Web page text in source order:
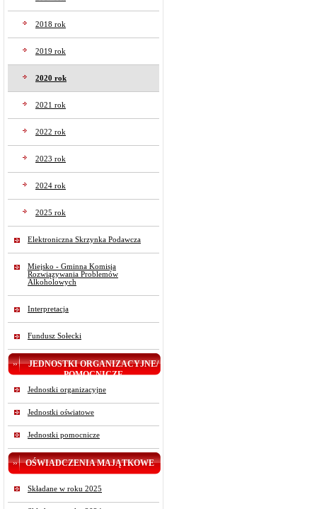
2018 rok
2019 rok
2020 rok
2021 rok
2022 rok
2023 rok
2024 rok
2025 rok
Elektroniczna Skrzynka Podawcza
Miejsko - Gminna Komisja
Rozwiązywania Problemów
Alkoholowych
Interpretacja
Fundusz Sołecki
JEDNOSTKI ORGANIZACYJNE/
POMOCNICZE
Jednostki organizacyjne
Jednostki oświatowe
Jednostki pomocnicze
OŚWIADCZENIA MAJĄTKOWE
Składane w roku 2025